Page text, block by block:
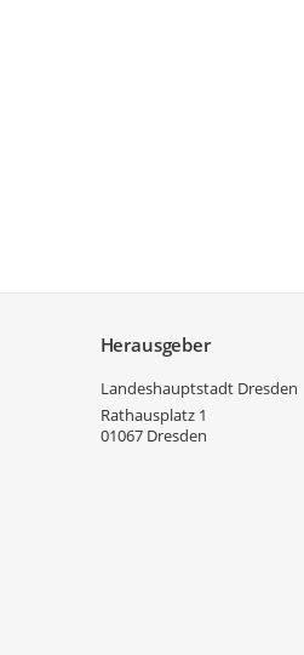
Herausgeber
Landeshauptstadt Dresden
Rathausplatz 1
01067 Dresden